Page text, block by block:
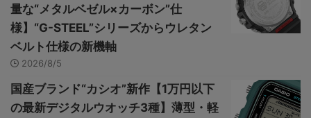
量な“メタルベゼル×カーボン”仕
様】“G-STEEL”シリーズからウレタン
ベルト仕様の新機軸
2026/8/5
国産ブランド“カシオ”新作【1万円以下
の最新デジタルウオッチ3種】薄型・軽